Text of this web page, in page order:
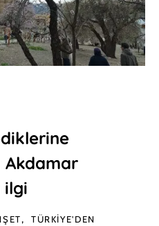
Akdamar
ilgi
TÜRKIYE'DEN